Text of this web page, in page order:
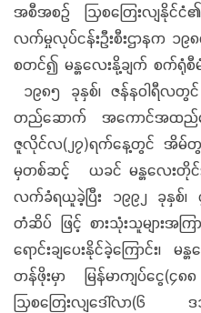
အစီအစဉ် ဩစတြေးလျနိုင်
လက်မှုလုပ်ငန်းဦးစီးဌာနက ၁၉
စတင်၍ မန္တလေးနို့ချက် စက်ရုံ
၁၉၈၅ ခုနှစ်၊ ဇန်နဝါရီလတွ
တည်ဆောက် အကောင်အထည်ဖေ
ဇူလိုင်လ(၂၇)ရက်နေ့တွင် အိမ်တွ
မှတစ်ဆင့် ယခင် မန္တလေးတိုင်
လက်ခံရယူခဲ့ပြီး ၁၉၉၂ ခုနှစ်၊
တံဆိပ် ဖြင့် စားသုံးသူများအက
ရောင်းချပေးနိုင်ခဲ့ကြောင်း၊
တန်ဖိုးမှာ မြန်မာကျပ်ငွေ(
ဩစတြေးလျဒေါ်လာ(၆